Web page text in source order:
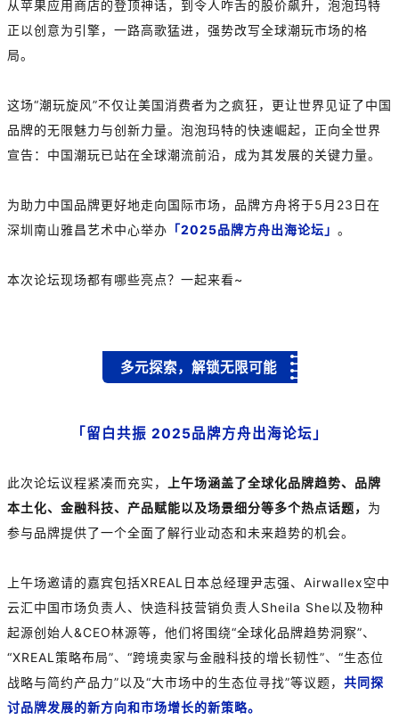
从苹果应用商店的登顶神话，到令人咋舌的股价飙升，泡泡玛特
正以创意为引擎，一路高歌猛进，强势改写全球潮玩市场的格
局。
这场“潮玩旋风”不仅让美国消费者为之疯狂，更让世界见证了中国
品牌的无限魅力与创新力量。泡泡玛特的快速崛起，正向全世界
宣告：中国潮玩已站在全球潮流前沿，成为其发展的关键力量。
为助力中国品牌更好地走向国际市场，品牌方舟将于5月23日在
深圳南山雅昌艺术中心举办 「2025品牌方舟出海论坛」 。
本次论坛现场都有哪些亮点？一起来看~
多元探索，解锁无限可能
「 留白共振 2025品牌方舟出海论坛」
此次论坛议程紧凑而充实， 上午场涵盖了全球化品牌趋势、品牌
本土化、金融科技、产品赋能以及场景细分等多个热点话题， 为
参与品牌提供了一个全面了解行业动态和未来趋势的机会。
上午场邀请的嘉宾包括XREAL 日本总经理尹志强、Airwallex空中
云汇中国市场负责人、快造科技营销负责人 Sheila She以及物种
起源创始人&CEO林源等，他们将围绕“全球化品牌趋势洞察”、
“XREAL策略布局”、“跨境卖家与金融科技的增长韧性”、“生态位
战略与简约产品力”以及“大市场中的生态位寻找”等议题， 共同探
讨品牌发展的新方向和市场增长的新策略。